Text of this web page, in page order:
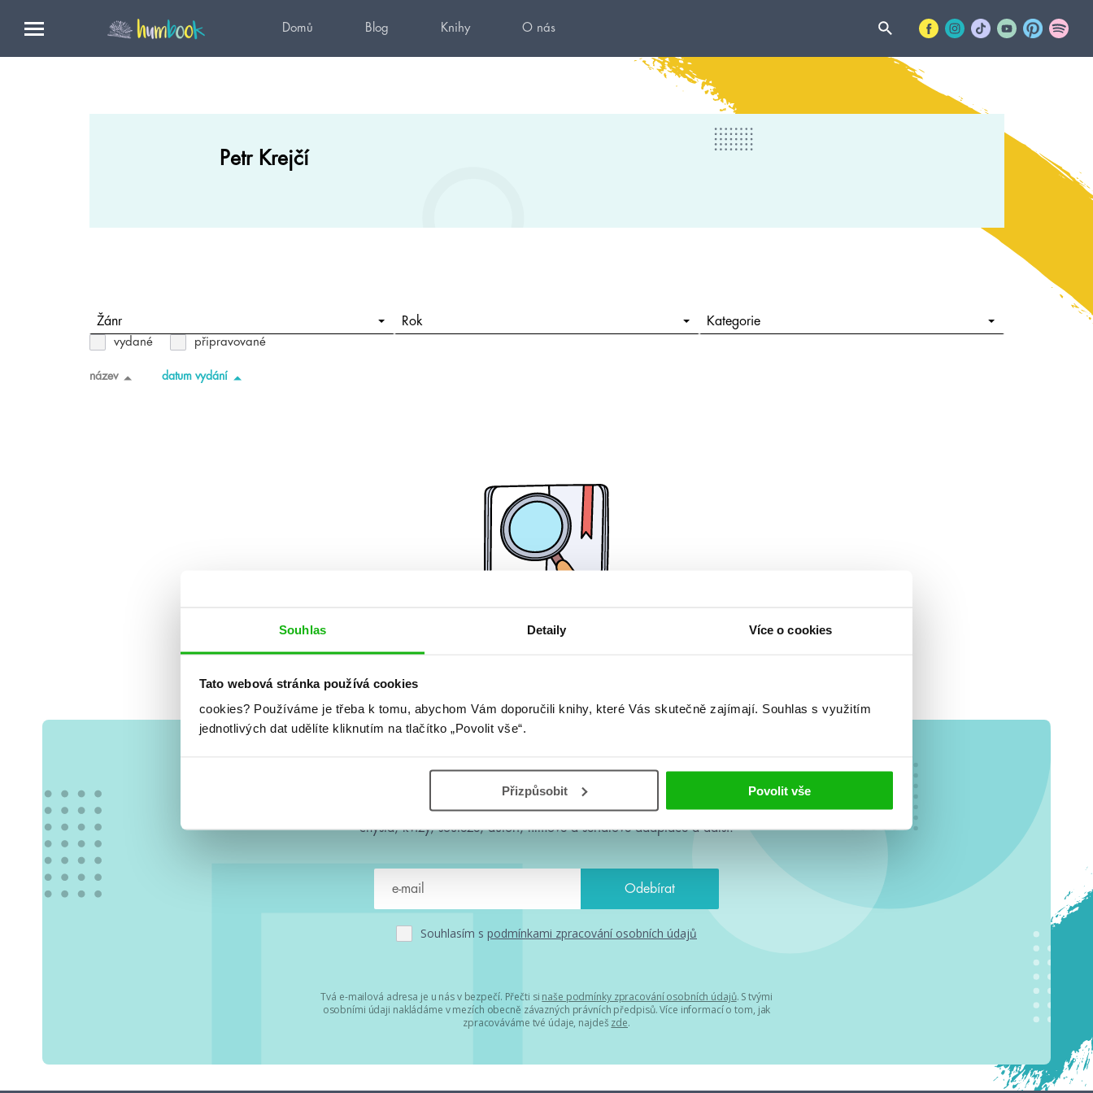
Souhlas Detaily Více o cookies
Tato webová stránka používá cookies
cookies? Používáme je třeba k tomu, abychom Vám doporučili knihy, které Vás skutečně zajímají. Souhlas s využitím
jednotlivých dat udělíte kliknutím na tlačítko „Povolit vše“.
Přizpůsobit Povolit vše
Domů Blog Knihy O nás
Petr Krejčí
Žánr Rok Kategorie
vydané připravované
název datum vydání
#HumbookNews
Vše kolem #youngadult každý měsíc rovnou do mailu! Nové knihy, co se
chystá, kvízy, soutěže, autoři, filmové a seriálové adaptace a další.
Souhlasím s podmínkami zpracování osobních údajů
Tvá e-mailová adresa je u nás v bezpečí. Přečti si naše podmínky zpracování osobních údajů. S tvými
osobními údaji nakládáme v mezích obecně závazných právních předpisů. Více informací o tom, jak
zpracováváme tvé údaje, najdeš zde.